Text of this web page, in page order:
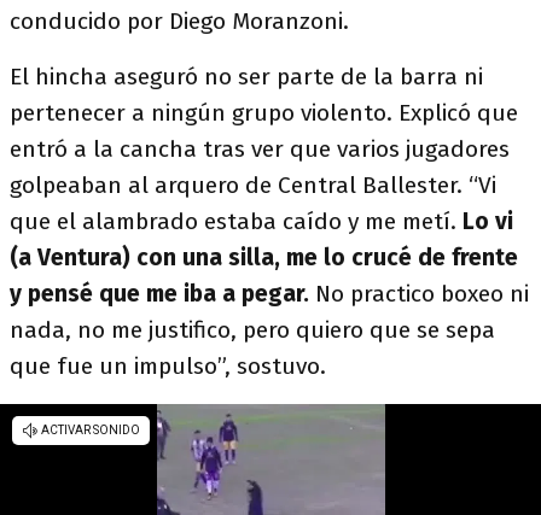
conducido por Diego Moranzoni.
El hincha aseguró no ser parte de la barra ni
pertenecer a ningún grupo violento. Explicó que
entró a la cancha tras ver que varios jugadores
golpeaban al arquero de Central Ballester. “Vi
que el alambrado estaba caído y me metí. Lo vi
(a Ventura) con una silla, me lo crucé de frente
y pensé que me iba a pegar. No practico boxeo ni
nada, no me justifico, pero quiero que se sepa
que fue un impulso”, sostuvo.